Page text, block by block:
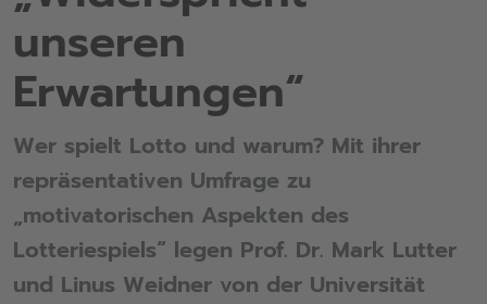
unseren
Erwartungen“
Wer spielt Lotto und warum? Mit ihrer
repräsentativen Umfrage zu
„motivatorischen Aspekten des
Lotteriespiels“ legen Prof. Dr. Mark Lutter
und Linus Weidner von der Universität